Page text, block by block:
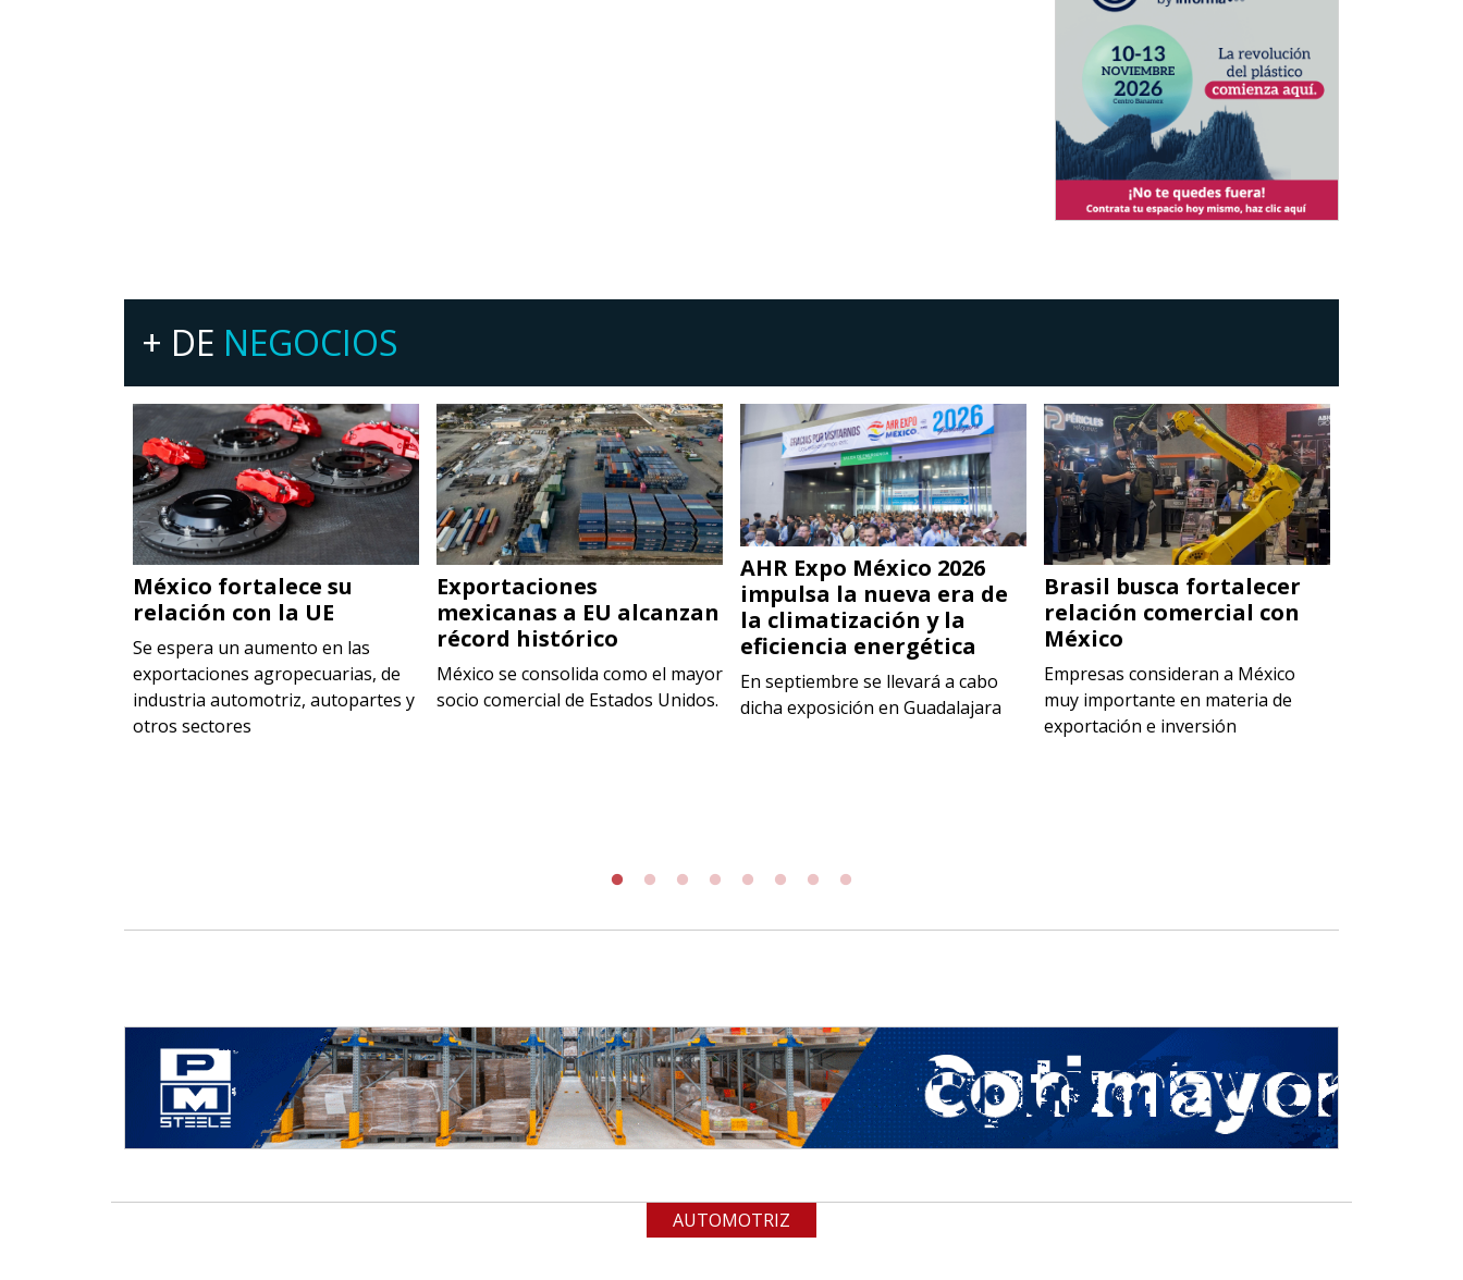
+ DE NEGOCIOS
México fortalece su
relación con la UE
Se espera un aumento en las
exportaciones agropecuarias, de
industria automotriz, autopartes y
otros sectores
Exportaciones
mexicanas a EU alcanzan
récord histórico
México se consolida como el mayor
socio comercial de Estados Unidos.
AHR Expo México 2026
impulsa la nueva era de
la climatización y la
eficiencia energética
En septiembre se llevará a cabo
dicha exposición en Guadalajara
Brasil busca fortalecer
relación comercial con
México
Empresas consideran a México
muy importante en materia de
exportación e inversión
AUTOMOTRIZ